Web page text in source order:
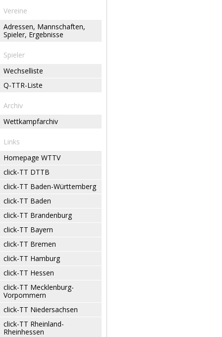
Vereine
Adressen, Mannschaften,
Spieler, Ergebnisse
Spieler
Wechselliste
Q-TTR-Liste
Archiv
Wettkampfarchiv
Links
Homepage WTTV
click-TT DTTB
click-TT Baden-Württemberg
click-TT Baden
click-TT Brandenburg
click-TT Bayern
click-TT Bremen
click-TT Hamburg
click-TT Hessen
click-TT Mecklenburg-
Vorpommern
click-TT Niedersachsen
click-TT Rheinland-
Rheinhessen